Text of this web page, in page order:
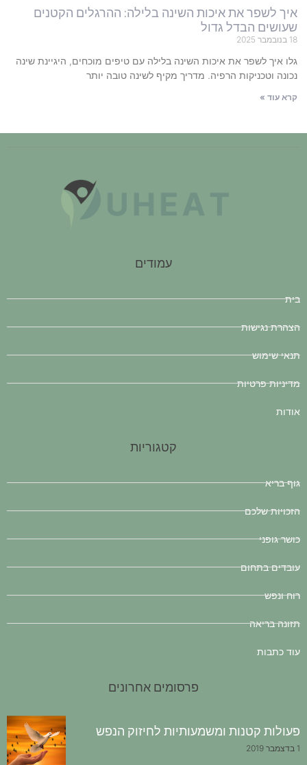
איך לשפר את איכות השינה בלילה: ההרגלים הקטנים
שעושים הבדל גדול
18 בנובמבר 2025
גלו איך לשפר את איכות השינה בלילה עם טיפים מוכחים, היגיינת שינה
נכונה וטכניקות הרפיה. מדריך מקיף לשינה טובה יותר
קרא עוד »
עמודים
בית
הצהרת נגישות
תנאי שימוש
מדיניות פרטיות
אודות
קטגוריות
גוף בריא
הזכויות שלכם
כושר גופני
עובדים בתחום
רוח ונפש
תזונה בריאה
עוד כתבות
פרסומים אחרונים
פעולות קטנות ומשמעותיות לחיזוק הנפש
1 בדצמבר 2019